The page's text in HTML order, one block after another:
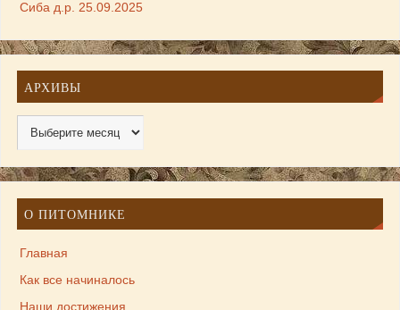
Сиба д.р. 25.09.2025
АРХИВЫ
О ПИТОМНИКЕ
Главная
Как все начиналось
Наши достижения